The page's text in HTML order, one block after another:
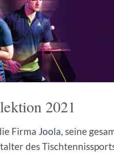
2021
Firma Joola, seine
des